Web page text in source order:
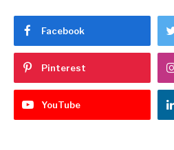
Facebook
Pinterest
YouTube